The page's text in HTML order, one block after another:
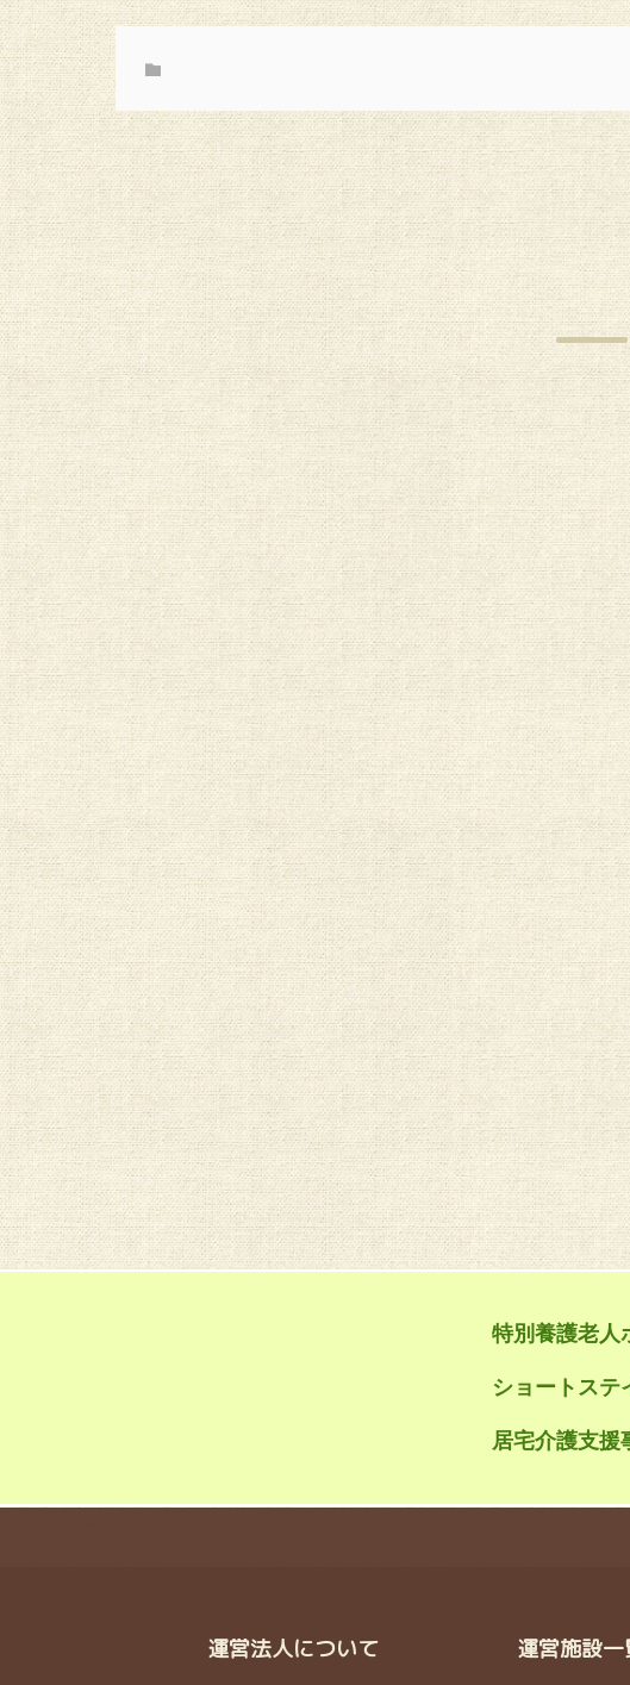
特別養護老人
ショートステ
居宅介護支援
運営法人について 運営施設一